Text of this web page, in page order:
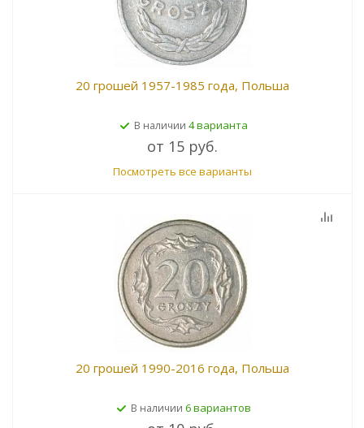
20 грошей 1957-1985 года, Польша
В наличии 4 варианта
от 15 руб.
Посмотреть все варианты
20 грошей 1990-2016 года, Польша
В наличии 6 вариантов